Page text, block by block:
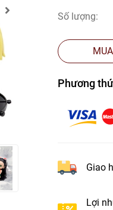
Số lượng:
Phương
Giao
Lợi